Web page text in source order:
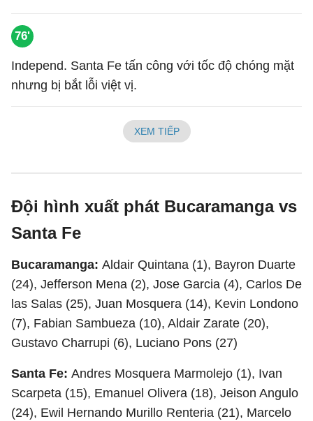
76'
Independ. Santa Fe tấn công với tốc độ chóng mặt
nhưng bị bắt lỗi việt vị.
XEM TIẾP
Đội hình xuất phát Bucaramanga vs
Santa Fe
Bucaramanga: Aldair Quintana (1), Bayron Duarte
(24), Jefferson Mena (2), Jose Garcia (4), Carlos De
las Salas (25), Juan Mosquera (14), Kevin Londono
(7), Fabian Sambueza (10), Aldair Zarate (20),
Gustavo Charrupi (6), Luciano Pons (27)
Santa Fe: Andres Mosquera Marmolejo (1), Ivan
Scarpeta (15), Emanuel Olivera (18), Jeison Angulo
(24), Ewil Hernando Murillo Renteria (21), Marcelo